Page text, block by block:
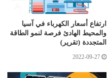
ارتفاع أسعار الكهرباء في آسيا
والمحيط الهادئ فرصة لنمو الطاقة
المتجددة (تقرير)
2022-09-27